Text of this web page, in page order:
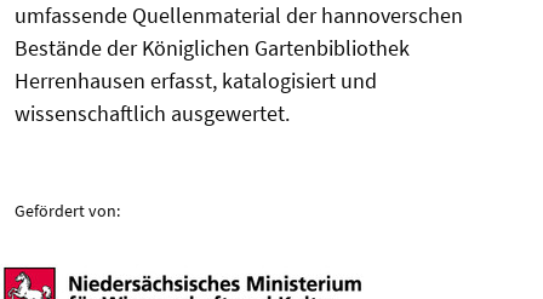
umfassende Quellenmaterial der hannoverschen
Bestände der Königlichen Gartenbibliothek
Herrenhausen erfasst, katalogisiert und
wissenschaftlich ausgewertet.
Gefördert von: